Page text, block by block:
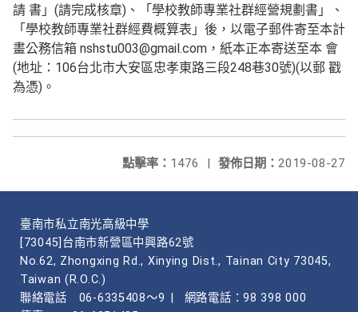
請 書」(請完成核章)、「學校教師專業社群經營規劃書」、
「學校教師專業社群經費概算表」後，以電子郵件寄至本計
畫公務信箱 nshstu003@gmail.com，紙本正本寄送至本 會
(地址：106台北市大安區忠孝東路三段248巷30號)(以郵 戳
為憑)。
發佈日期： 2019-08-27
點擊率： 1476 |
臺南市私立南光高級中學
[73045]台南市新營區中興路62號
No.62, Zhongxing Rd., Xinying Dist., Tainan City 73045,
Taiwan (R.O.C.)
聯絡電話
06-6335408～9
網路電話：98 398 000